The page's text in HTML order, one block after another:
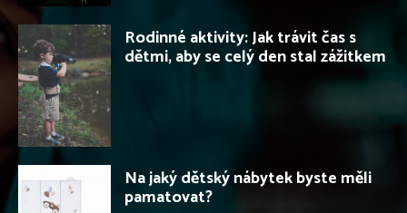
Rodinné aktivity: Jak trávit čas s
dětmi, aby se celý den stal zážitkem
Na jaký dětský nábytek byste měli
pamatovat?